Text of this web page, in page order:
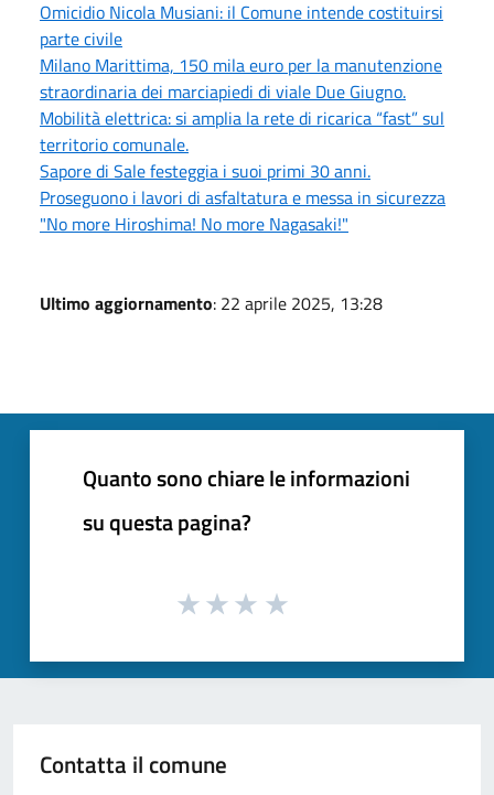
Omicidio Nicola Musiani: il Comune intende costituirsi
parte civile
Milano Marittima, 150 mila euro per la manutenzione
straordinaria dei marciapiedi di viale Due Giugno.
Mobilità elettrica: si amplia la rete di ricarica “fast” sul
territorio comunale.
Sapore di Sale festeggia i suoi primi 30 anni.
Proseguono i lavori di asfaltatura e messa in sicurezza
"No more Hiroshima! No more Nagasaki!"
Ultimo aggiornamento: 22 aprile 2025, 13:28
Quanto sono chiare le informazioni
su questa pagina?
Contatta il comune